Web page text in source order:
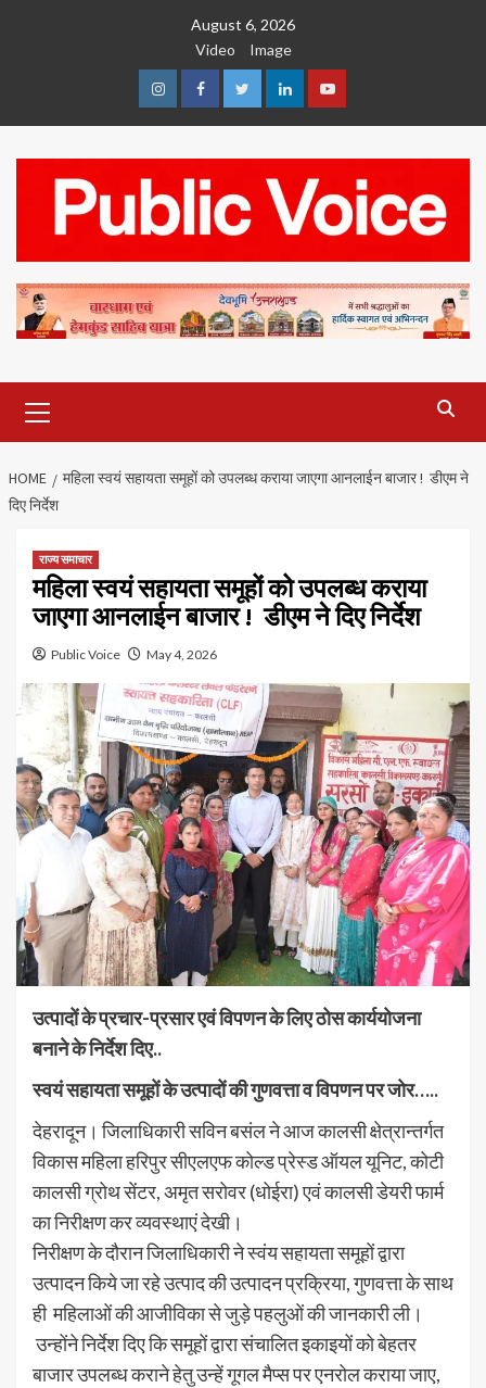
August 6, 2026
Video
Image
InstagramFacebookTwitterLinkedinYoutube
Menu
HOME
महिला स्वयं सहायता समूहों को उपलब्ध कराया जाएगा आनलाईन बाजार ! डीएम ने
दिए निर्देश
राज्य समाचार
महिला स्वयं सहायता समूहों को उपलब्ध कराया
जाएगा आनलाईन बाजार ! डीएम ने दिए निर्देश
Public Voice May 4, 2026
उत्पादों के प्रचार-प्रसार एवं विपणन के लिए ठोस कार्ययोजना
बनाने के निर्देश दिए..
स्वयं सहायता समूहों के उत्पादों की गुणवत्ता व विपणन पर जोर…..
देहरादून। जिलाधिकारी सविन बसंल ने आज कालसी क्षेत्रान्तर्गत
विकास महिला हरिपुर सीएलएफ कोल्ड प्रेस्ड ऑयल यूनिट, कोटी
कालसी ग्रोथ सेंटर, अमृत सरोवर (धोईरा) एवं कालसी डेयरी फार्म
का निरीक्षण कर व्यवस्थाएं देखी।
निरीक्षण के दौरान जिलाधिकारी ने स्वंय सहायता समूहों द्वारा
उत्पादन किये जा रहे उत्पाद की उत्पादन प्रक्रिया, गुणवत्ता के साथ
ही महिलाओं की आजीविका से जुड़े पहलुओं की जानकारी ली।
उन्होंने निर्देश दिए कि समूहों द्वारा संचालित इकाइयों को बेहतर
बाजार उपलब्ध कराने हेतु उन्हें गूगल मैप्स पर एनरोल कराया जाए,